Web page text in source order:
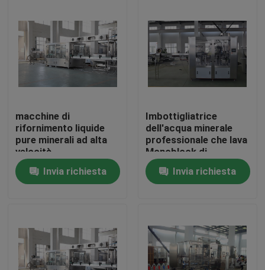
Giro della fabbrica
Controllo di qualità
Contattici
Richieda una citazione
Possono le macchine di rifornimento
Macchine di rifornimento della birra
macchine di
rifornimento liquide
pure minerali ad alta
velocità
dell'imbottigliatrice
dell'acqua della
bottiglia 200-2000ml
Invia richiesta
Imbottigliatrice
dell'acqua minerale
professionale che lava
Monoblock di
coperchiamento di
riempimento 3 in-1
Invia richiesta